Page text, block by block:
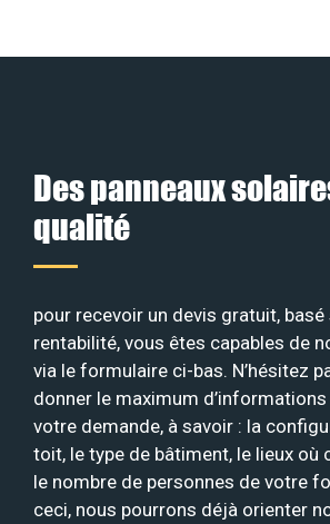
Des panneaux
qualité
pour recevoir un devis gratuit,
rentabilité, vous êtes capables de
via le formulaire ci-bas. N’hésitez
donner le maximum
votre demande, à savoir : la
toit, le type de bâtiment, le lieux où
le nombre de personnes de votre
ceci, nous pourrons déjà orienter